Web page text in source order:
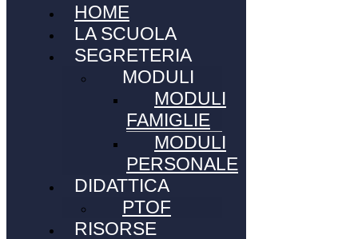
HOME
LA SCUOLA
SEGRETERIA
MODULI
MODULI
FAMIGLIE
MODULI
PERSONALE
DIDATTICA
PTOF
RISORSE